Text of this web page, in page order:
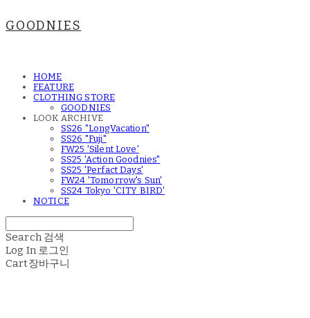
GOODNIES
HOME
FEATURE
CLOTHING STORE
GOODNIES
LOOK ARCHIVE
SS26 "LongVacation"
SS26 "Fuji"
FW25 'Silent Love'
SS25 'Action Goodnies"
SS25 'Perfact Days'
FW24 'Tomorrow's Sun'
SS24 Tokyo 'CITY BIRD'
NOTICE
Search 검색
Log In 로그인
Cart장바구니